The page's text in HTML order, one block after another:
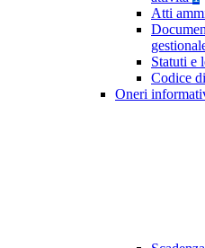
Atti
Statuti e
Codice
Oneri